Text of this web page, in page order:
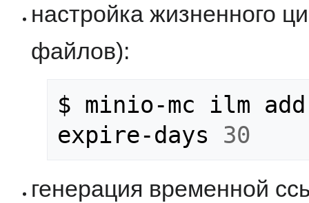
настройка жизненного
файлов):
$ minio-mc ilm
expire-days 30
генерация временной